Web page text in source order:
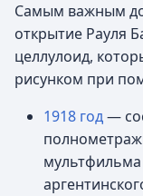
Самым важным
открытие Рауля
целлулоид,
рисунком при
1918 год—
мультфильма